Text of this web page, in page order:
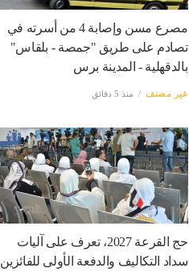
مصرع مسن وإصابة 4 من أسرته في
تصادم على طريق "جمصة - بلقاس"
بالدقهلية - المدينة برس
غير مصنف منذ 5 دقائق
حج القرعة 2027، تعرف على آليات
سداد التكاليف والدفعة الأولى للفائزين